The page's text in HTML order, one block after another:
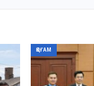
ҚОҒАМ